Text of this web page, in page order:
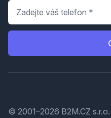
Telefon
© 2001–2026 B2M.CZ